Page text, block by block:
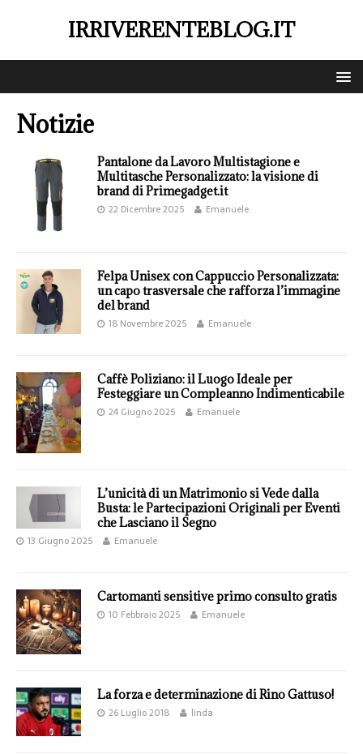
IRRIVERENTEBLOG.IT
Notizie
Pantalone da Lavoro Multistagione e
Multitasche Personalizzato: la visione di
brand di Primegadget.it
22 Dicembre 2025 Emanuele
Felpa Unisex con Cappuccio Personalizzata:
un capo trasversale che rafforza l’immagine
del brand
18 Novembre 2025 Emanuele
Caffè Poliziano: il Luogo Ideale per
Festeggiare un Compleanno Indimenticabile
24 Giugno 2025 Emanuele
L’unicità di un Matrimonio si Vede dalla
Busta: le Partecipazioni Originali per Eventi
che Lasciano il Segno
13 Giugno 2025 Emanuele
Cartomanti sensitive primo consulto gratis
10 Febbraio 2025 Emanuele
La forza e determinazione di Rino Gattuso!
26 Luglio 2018 linda